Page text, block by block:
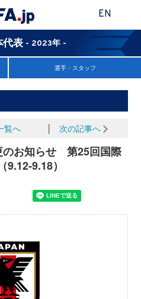
EN
代表 - 2023年 -
選手・スタッフ
覧へ 次の記事へ
のお知らせ 第25回国際
）